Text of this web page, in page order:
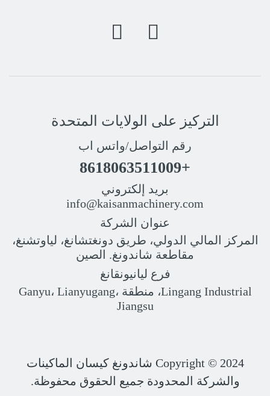
التركيز على الولايات المتحدة
رقم التواصل/واتس اب
+8618063511009
بريد إلكتروني
info@kaisanmachinery.com
عنوان الشركة
المركز المالي الدولي، طريق دونغتشانغ، لياوتشنغ،
مقاطعة شاندونغ. الصين
فرع ليانيونقانغ
Lingang Industrial، منطقة Ganyu، Lianyugang،
Jiangsu
Copyright © 2024 شاندونغ كيسان الماكينات
والشركة المحدودة جميع الحقوق محفوظة.